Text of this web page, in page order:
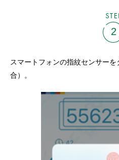
2
スマートフォンの指紋センサー
合）。